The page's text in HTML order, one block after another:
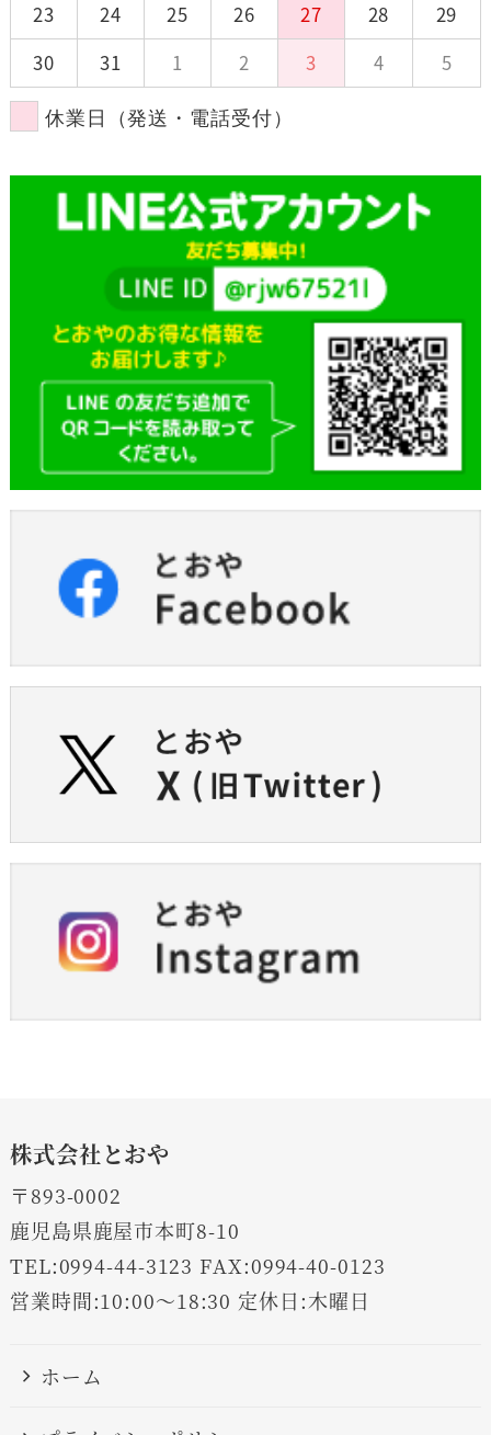
23
24 25 26 27 28
29
30
31 1 2 3 4 5
休業日（発送・電話受付）
株式会社とおや
〒893-0002
鹿児島県鹿屋市本町8-10
TEL:0994-44-3123 FAX:0994-40-0123
営業時間:10:00～18:30 定休日:木曜日
ホーム